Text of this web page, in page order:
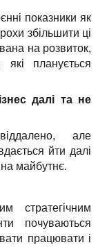
показники як
збільшити ці
на розвиток,
планується
далі та не
але
йти далі
майбутнє.
стратегічним
почуваються
працювати і